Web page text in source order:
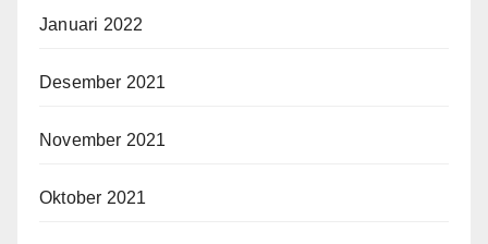
Januari 2022
Desember 2021
November 2021
Oktober 2021